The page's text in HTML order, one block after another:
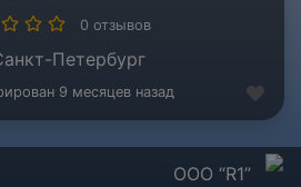
0 отзывов
Петербург
9 месяцев назад
ООО “R1”